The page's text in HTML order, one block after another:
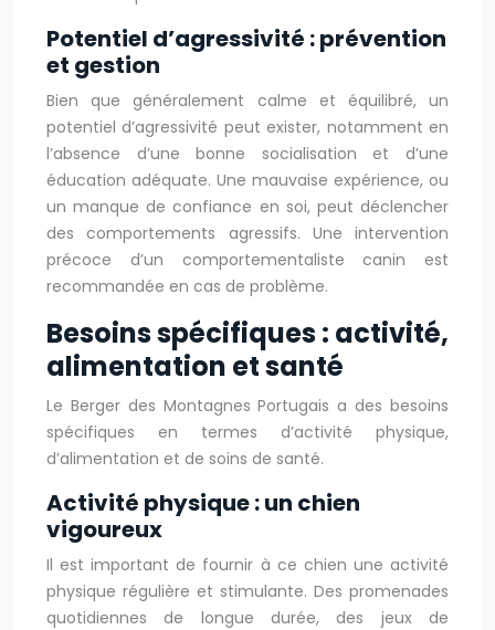
Potentiel d’agressivité : prévention
et gestion
Bien que généralement calme et équilibré, un
potentiel d’agressivité peut exister, notamment en
l’absence d’une bonne socialisation et d’une
éducation adéquate. Une mauvaise expérience, ou
un manque de confiance en soi, peut déclencher
des comportements agressifs. Une intervention
précoce d’un comportementaliste canin est
recommandée en cas de problème.
Besoins spécifiques : activité,
alimentation et santé
Le Berger des Montagnes Portugais a des besoins
spécifiques en termes d’activité physique,
d’alimentation et de soins de santé.
Activité physique : un chien
vigoureux
Il est important de fournir à ce chien une activité
physique régulière et stimulante. Des promenades
quotidiennes de longue durée, des jeux de